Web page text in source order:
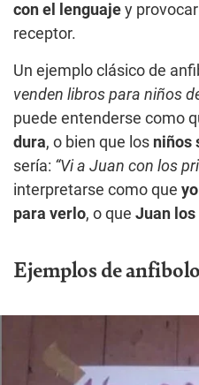
con el lenguaje y
receptor.
Un ejemplo clásico de
venden libros para niños
puede entenderse como
dura, o bien que los niños
sería: “Vi a Juan con los
interpretarse como que
para verlo, o que Juan
Ejemplos de